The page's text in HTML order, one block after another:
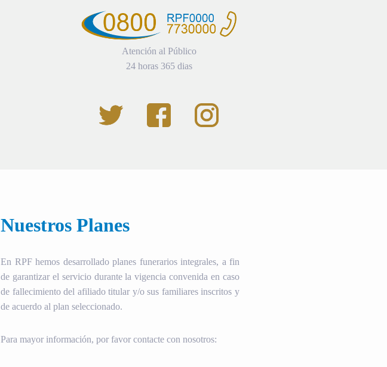
Atención al Público
24 horas 365 dias
Nuestros Planes
En RPF hemos desarrollado planes funerarios integrales, a fin
de garantizar el servicio durante la vigencia convenida en caso
de fallecimiento del afiliado titular y/o sus familiares inscritos y
de acuerdo al plan seleccionado.
Para mayor información, por favor contacte con nosotros: